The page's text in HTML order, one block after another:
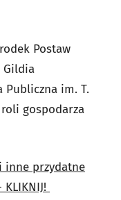
Postaw
Gildia
im. T.
roli gospodarza
inne przydatne